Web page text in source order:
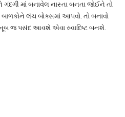
ગંદગી માં બનાવેલ નાસ્તા બનતા જોઈને તો
લંચ બોક્સમાં આપવો. તો બનાવો
ખૂબ જ પસંદ આવશે એવા સ્વાદિષ્ટ બનશે.